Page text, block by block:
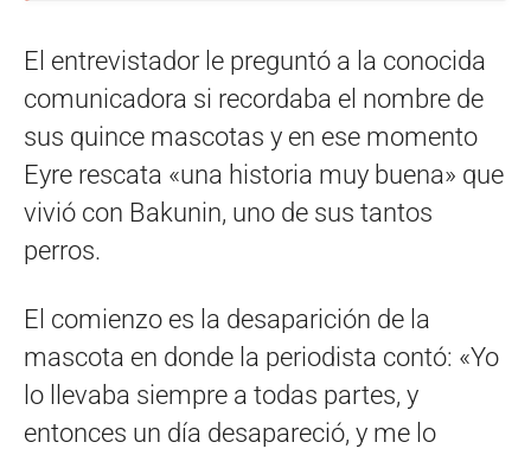
El entrevistador le preguntó a la conocida
comunicadora si recordaba el nombre de
sus quince mascotas y en ese momento
Eyre rescata «una historia muy buena» que
vivió con Bakunin, uno de sus tantos
perros.
El comienzo es la desaparición de la
mascota en donde la periodista contó: «Yo
lo llevaba siempre a todas partes, y
entonces un día desapareció, y me lo